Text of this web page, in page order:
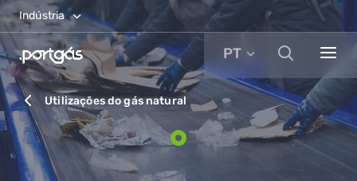
Indústria
PT
Utilizações do gás natural